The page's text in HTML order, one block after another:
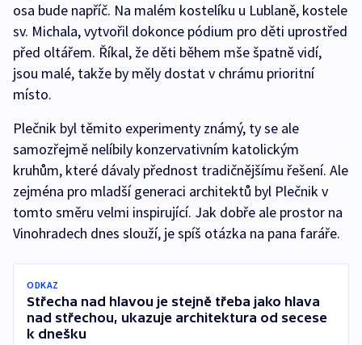
osa bude napříč. Na malém kostelíku u Lublaně, kostele
sv. Michala, vytvořil dokonce pódium pro děti uprostřed
před oltářem. Říkal, že děti během mše špatně vidí,
jsou malé, takže by měly dostat v chrámu prioritní
místo.
Plečnik byl těmito experimenty známý, ty se ale
samozřejmě nelíbily konzervativním katolickým
kruhům, které dávaly přednost tradičnějšímu řešení. Ale
zejména pro mladší generaci architektů byl Plečnik v
tomto směru velmi inspirující. Jak dobře ale prostor na
Vinohradech dnes slouží, je spíš otázka na pana faráře.
ODKAZ
Střecha nad hlavou je stejně třeba jako hlava
nad střechou, ukazuje architektura od secese
k dnešku